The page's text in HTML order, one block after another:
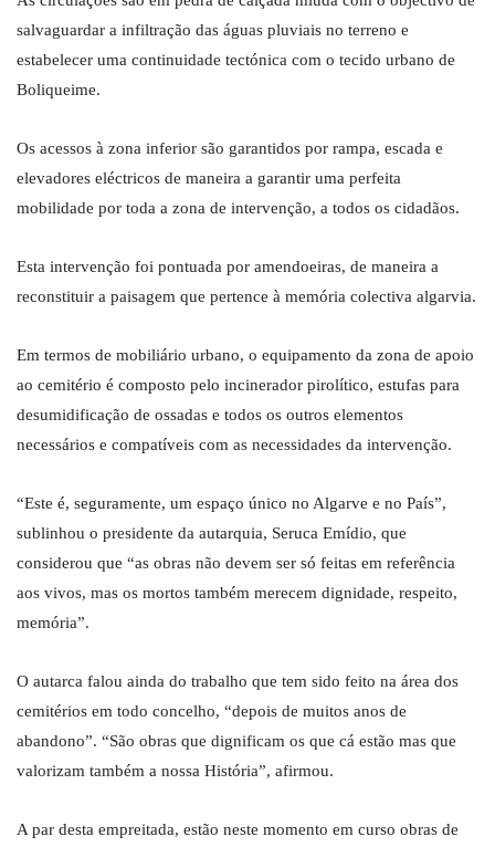
salvaguardar a infiltração das águas pluviais no terreno e
estabelecer uma continuidade tectónica com o tecido urbano de
Boliqueime.
Os acessos à zona inferior são garantidos por rampa, escada e
elevadores eléctricos de maneira a garantir uma perfeita
mobilidade por toda a zona de intervenção, a todos os cidadãos.
Esta intervenção foi pontuada por amendoeiras, de maneira a
reconstituir a paisagem que pertence à memória colectiva algarvia.
Em termos de mobiliário urbano, o equipamento da zona de apoio
ao cemitério é composto pelo incinerador pirolítico, estufas para
desumidificação de ossadas e todos os outros elementos
necessários e compatíveis com as necessidades da intervenção.
“Este é, seguramente, um espaço único no Algarve e no País”,
sublinhou o presidente da autarquia, Seruca Emídio, que
considerou que “as obras não devem ser só feitas em referência
aos vivos, mas os mortos também merecem dignidade, respeito,
memória”.
O autarca falou ainda do trabalho que tem sido feito na área dos
cemitérios em todo concelho, “depois de muitos anos de
abandono”. “São obras que dignificam os que cá estão mas que
valorizam também a nossa História”, afirmou.
A par desta empreitada, estão neste momento em curso obras de